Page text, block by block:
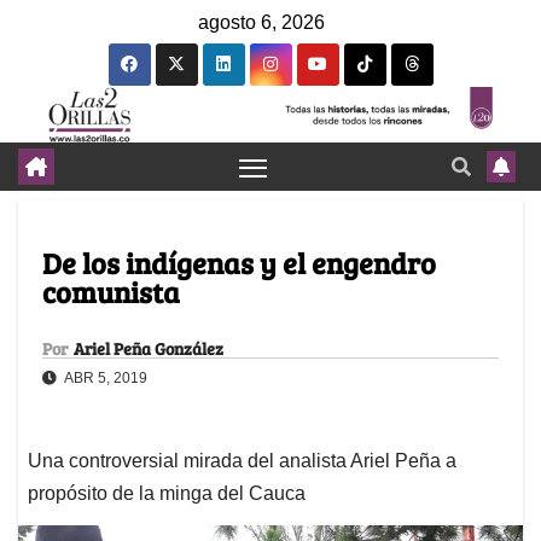
agosto 6, 2026
De los indígenas y el engendro
comunista
Por Ariel Peña González
ABR 5, 2019
Una controversial mirada del analista Ariel Peña a
propósito de la minga del Cauca